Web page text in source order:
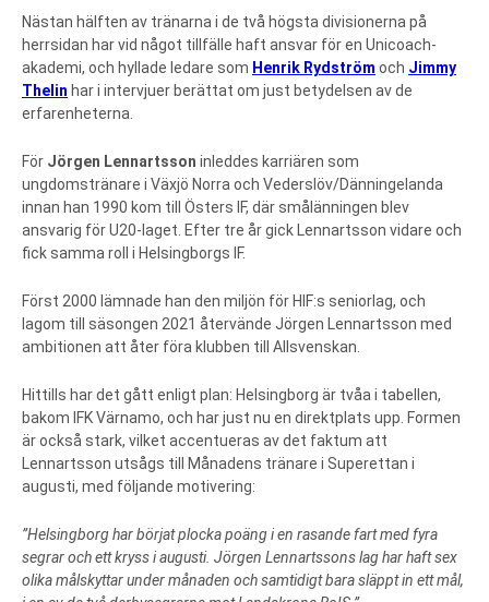
Nästan hälften av tränarna i de två högsta divisionerna på
herrsidan har vid något tillfälle haft ansvar för en Unicoach-
akademi, och hyllade ledare som Henrik Rydström och Jimmy
Thelin har i intervjuer berättat om just betydelsen av de
erfarenheterna.
För Jörgen Lennartsson inleddes karriären som
ungdomstränare i Växjö Norra och Vederslöv/Dänningelanda
innan han 1990 kom till Östers IF, där smålänningen blev
ansvarig för U20-laget. Efter tre år gick Lennartsson vidare och
fick samma roll i Helsingborgs IF.
Först 2000 lämnade han den miljön för HIF:s seniorlag, och
lagom till säsongen 2021 återvände Jörgen Lennartsson med
ambitionen att åter föra klubben till Allsvenskan.
Hittills har det gått enligt plan: Helsingborg är tvåa i tabellen,
bakom IFK Värnamo, och har just nu en direktplats upp. Formen
är också stark, vilket accentueras av det faktum att
Lennartsson utsågs till Månadens tränare i Superettan i
augusti, med följande motivering:
”Helsingborg har börjat plocka poäng i en rasande fart med fyra
segrar och ett kryss i augusti. Jörgen Lennartssons lag har haft sex
olika målskyttar under månaden och samtidigt bara släppt in ett mål,